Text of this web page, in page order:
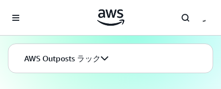
AWS Outposts ラック